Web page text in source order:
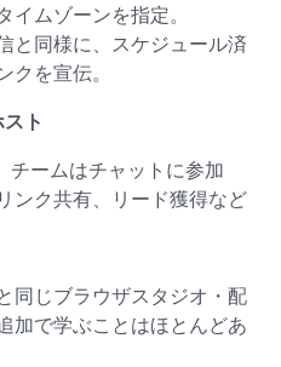
イムゾーンを指定。
と同様に、スケジュール済
クを宣伝。
ト
チームはチャットに参加
ンク共有、リード獲得など
同じブラウザスタジオ・配
加で学ぶことはほとんどあ